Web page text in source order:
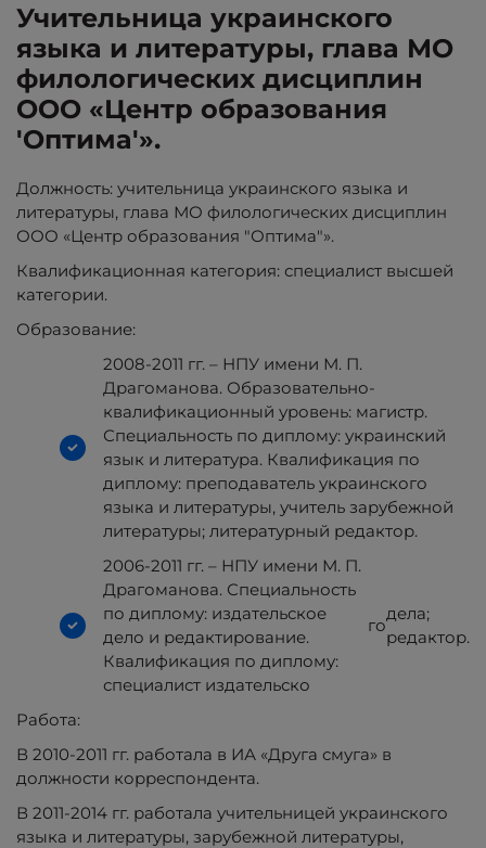
Учительница украинского
языка и литературы, глава МО
филологических дисциплин
ООО «Центр образования
'Оптима'».
Должность: учительница украинского языка и
литературы, глава МО филологических дисциплин
ООО «Центр образования "Оптима"».
Квалификационная категория: специалист высшей
категории.
Образование:
2008-2011 гг. – НПУ имени М. П.
Драгоманова. Образовательно-
квалификационный уровень: магистр.
Специальность по диплому: украинский
язык и литература. Квалификация по
диплому: преподаватель украинского
языка и литературы, учитель зарубежной
литературы; литературный редактор.
2006-2011 гг. – НПУ имени М. П.
Драгоманова. Специальность
по диплому: издательское
дело и редактирование.
Квалификация по диплому:
специалист издательско
го
дела;
редактор.
Работа:
В 2010-2011 гг. работала в ИА «Друга смуга» в
должности корреспондента.
В 2011-2014 гг. работала учительницей украинского
языка и литературы, зарубежной литературы,